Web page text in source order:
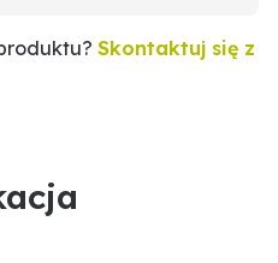
Skontaktuj się z